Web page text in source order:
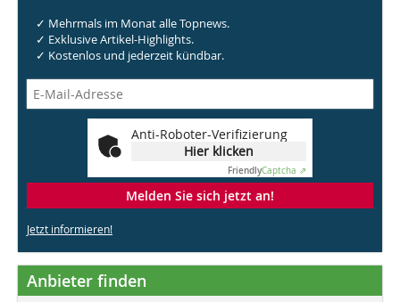
✓ Mehrmals im Monat alle Topnews.
✓ Exklusive Artikel-Highlights.
✓ Kostenlos und jederzeit kündbar.
Anti-Roboter-Verifizierung
Hier klicken
FriendlyCaptcha ⇗
Melden Sie sich jetzt an!
Jetzt informieren!
Anbieter finden